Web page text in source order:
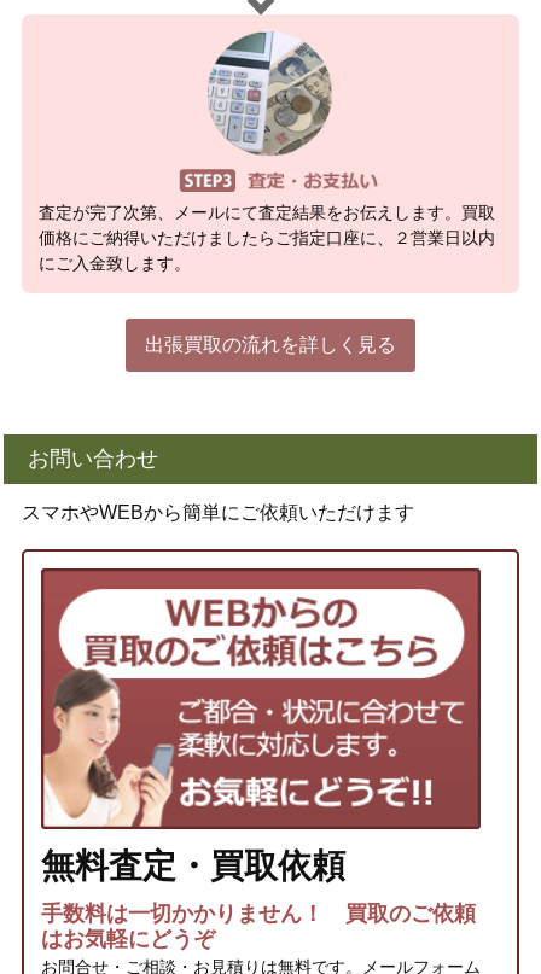
査定が完了次第、メールにて査定結果をお伝えします。買取
価格にご納得いただけましたらご指定口座に、２営業日以内
にご入金致します。
出張買取の流れを詳しく見る
お問い合わせ
スマホやWEBから簡単にご依頼いただけます
無料査定・買取依頼
手数料は一切かかりません！ 買取のご依頼
はお気軽にどうぞ
お問合せ・ご相談・お見積りは無料です。メールフォーム